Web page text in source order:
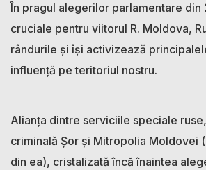
‍În pragul alegerilor parlamentare
cruciale pentru viitorul R. Moldova,
rândurile și își activizează
influență pe teritoriul nostru.
‍Alianța dintre serviciile speciale
criminală Șor și Mitropolia Moldovei
din ea), cristalizată încă înaintea